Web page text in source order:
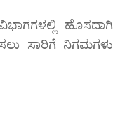
ಹೊಸದಾಗಿ
ಸಾರಿಗೆ ನಿಗಮಗಳು